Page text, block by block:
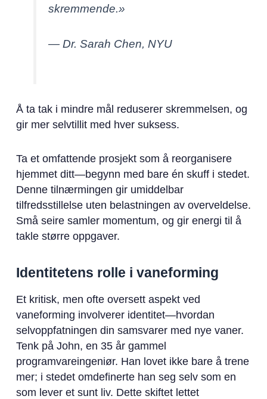
skremmende.»
— Dr. Sarah Chen, NYU
Å ta tak i mindre mål reduserer skremmelsen, og
gir mer selvtillit med hver suksess.
Ta et omfattende prosjekt som å reorganisere
hjemmet ditt—begynn med bare én skuff i stedet.
Denne tilnærmingen gir umiddelbar
tilfredsstillelse uten belastningen av overveldelse.
Små seire samler momentum, og gir energi til å
takle større oppgaver.
Identitetens rolle i vaneforming
Et kritisk, men ofte oversett aspekt ved
vaneforming involverer identitet—hvordan
selvoppfatningen din samsvarer med nye vaner.
Tenk på John, en 35 år gammel
programvareingeniør. Han lovet ikke bare å trene
mer; i stedet omdefinerte han seg selv som en
som lever et sunt liv. Dette skiftet lettet